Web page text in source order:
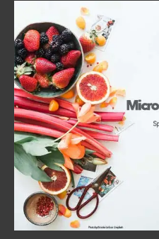
M
i
c
r
o
b
i
o
t
a
,
D
i
s